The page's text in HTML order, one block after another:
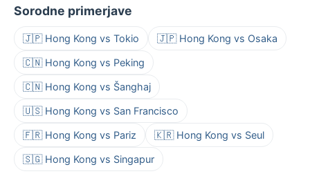
Sorodne primerjave
🇯🇵 Hong Kong vs Tokio 🇯🇵 Hong Kong vs Osaka
🇨🇳 Hong Kong vs Peking
🇨🇳 Hong Kong vs Šanghaj
🇺🇸 Hong Kong vs San Francisco
🇫🇷 Hong Kong vs Pariz 🇰🇷 Hong Kong vs Seul
🇸🇬 Hong Kong vs Singapur